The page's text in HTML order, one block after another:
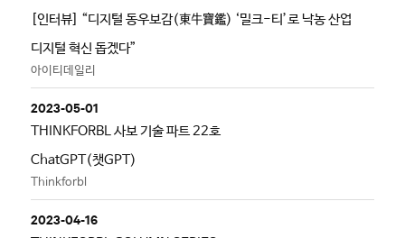
[인터뷰] “디지털 동우보감(東牛寶鑑) ‘밀크-티’로 낙농 산업
디지털 혁신 돕겠다”
아이티데일리
2023-05-01
THINKFORBL 사보 기술 파트 22호
ChatGPT(챗GPT)
Thinkforbl
2023-04-16